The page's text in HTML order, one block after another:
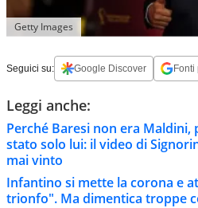
Getty Images
Seguici su: Google Discover Fonti
Leggi anche:
Perché Baresi non era
stato solo lui: il video di
mai vinto
Infantino si mette la corona e
trionfo". Ma dimentica troppe